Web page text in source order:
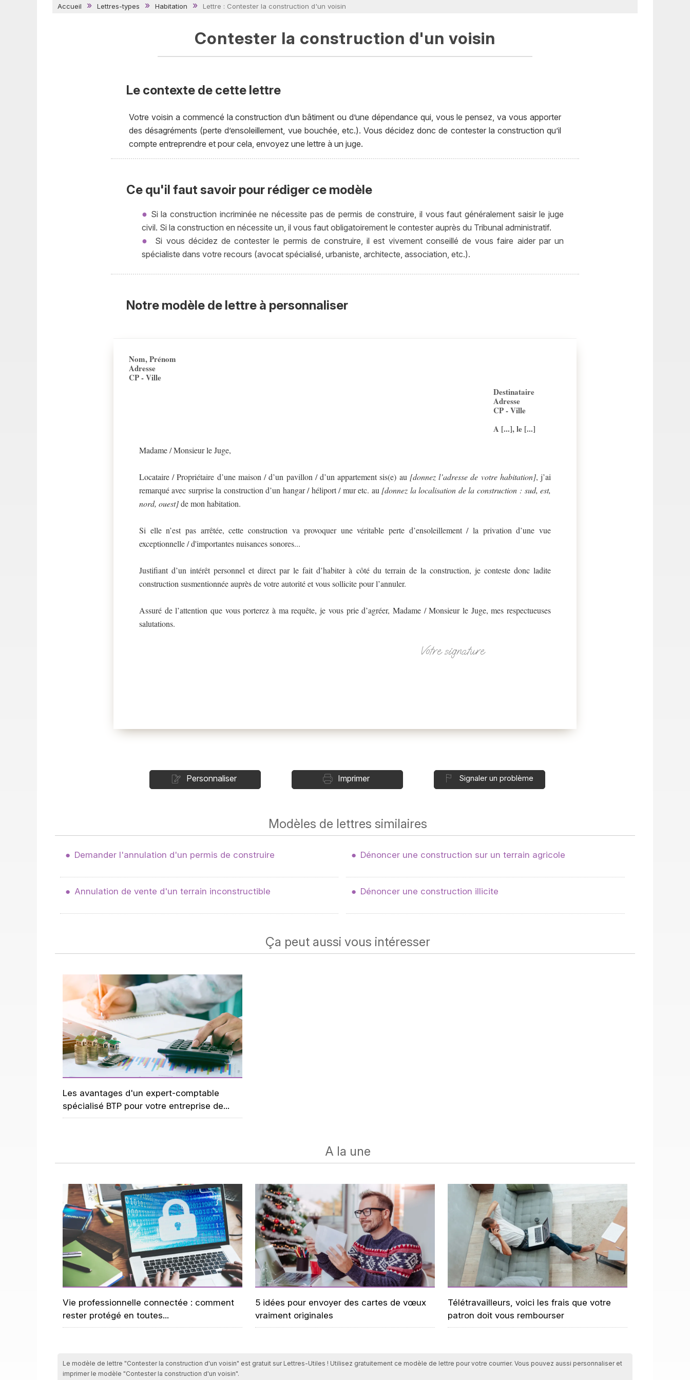
Accueil Lettres-types Habitation Lettre : Contester la construction d'un voisin
Contester la construction d'un voisin
Le contexte de cette lettre
Votre voisin a commencé la construction d’un bâtiment ou d’une dépendance qui, vous le pensez, va vous apporter
des désagréments (perte d’ensoleillement, vue bouchée, etc.). Vous décidez donc de contester la construction qu’il
compte entreprendre et pour cela, envoyez une lettre à un juge.
Ce qu'il faut savoir pour rédiger ce modèle
Si la construction incriminée ne nécessite pas de permis de construire, il vous faut généralement saisir le juge
civil. Si la construction en nécessite un, il vous faut obligatoirement le contester auprès du Tribunal administratif.
Si vous décidez de contester le permis de construire, il est vivement conseillé de vous faire aider par un
spécialiste dans votre recours (avocat spécialisé, urbaniste, architecte, association, etc.).
Notre modèle de lettre à personnaliser
Nom, Prénom
Adresse
CP - Ville
Destinataire
Adresse
CP - Ville
A [...], le [...]
Madame / Monsieur le Juge,
Locataire / Propriétaire d’une maison / d’un pavillon / d’un appartement sis(e) au [donnez l’adresse de votre habitation], j’ai
remarqué avec surprise la construction d’un hangar / héliport / mur etc. au [donnez la localisation de la construction : sud, est,
nord, ouest]de mon habitation.
Si elle n’est pas arrêtée, cette construction va provoquer une véritable perte d’ensoleillement / la privation d’une vue
exceptionnelle / d'importantes nuisances sonores...
Justifiant d’un intérêt personnel et direct par le fait d’habiter à côté du terrain de la construction, je conteste donc ladite
construction susmentionnée auprès de votre autorité et vous sollicite pour l’annuler.
Assuré de l’attention que vous porterez à ma requête, je vous prie d’agréer, Madame / Monsieur le Juge, mes respectueuses
salutations.
Votre signature
Personnaliser Imprimer Signaler un problème
Modèles de lettres similaires
Demander l'annulation d'un permis de construire Dénoncer une construction sur un terrain agricole
Annulation de vente d'un terrain inconstructible Dénoncer une construction illicite
Ça peut aussi vous intéresser
Les avantages d'un expert-comptable
spécialisé BTP pour votre entreprise de...
A la une
Vie professionnelle connectée : comment
rester protégé en toutes...
5 idées pour envoyer des cartes de vœux
vraiment originales
Télétravailleurs, voici les frais que votre
patron doit vous rembourser
Le modèle de lettre "Contester la construction d'un voisin" est gratuit sur Lettres-Utiles ! Utilisez gratuitement ce modèle de lettre pour votre courrier. Vous pouvez aussi personnaliser et
imprimer le modèle "Contester la construction d'un voisin".